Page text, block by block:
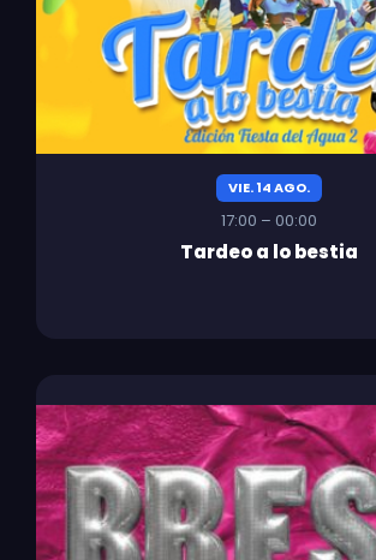
VIE. 14 AGO.
17:00 – 00:00
Tardeo a lo bestia